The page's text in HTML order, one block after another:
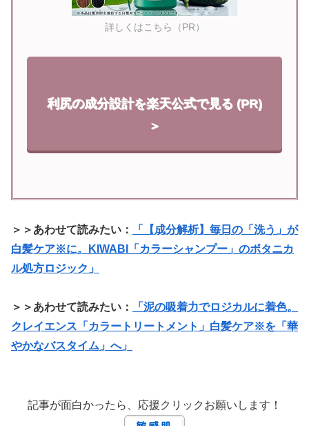
詳しくはこちら（PR）
利尻の成分設計を楽天公式で見る (PR)
＞
＞＞あわせて読みたい：
「【成分解析】毎日の「洗う」が
白髪ケア※に。KIWABI「カラーシャンプー」のボタニカ
ル処方ロジック」
＞＞あわせて読みたい：
「泥の吸着力でロジカルに着色。
クレイエンス「カラートリートメント」白髪ケア※を「華
やかなバスタイム」へ」
記事が面白かったら、応援クリックお願いします！